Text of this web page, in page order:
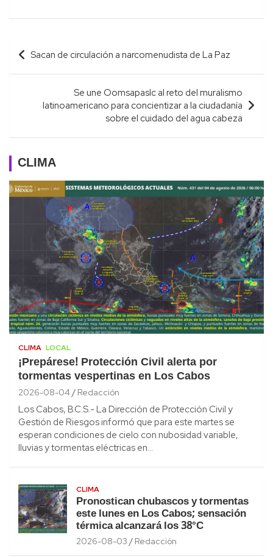
Navegación
de Sacan de circulación a narcomenudista de La Paz
Se une Oomsapaslc al reto del muralismo
latinoamericano para concientizar a la ciudadanía
sobre el cuidado del agua cabeza
CLIMA
CLIMA LOCAL
¡Prepárese! Protección Civil alerta por
tormentas vespertinas en Los Cabos
2026-08-04 Redacción
Los Cabos, B.C.S.- La Dirección de Protección Civil y
Gestión de Riesgos informó que para este martes se
esperan condiciones de cielo con nubosidad variable,
lluvias y tormentas eléctricas en…
CLIMA
Pronostican chubascos y tormentas
este lunes en Los Cabos; sensación
térmica alcanzará los 38°C
2026-08-03 Redacción